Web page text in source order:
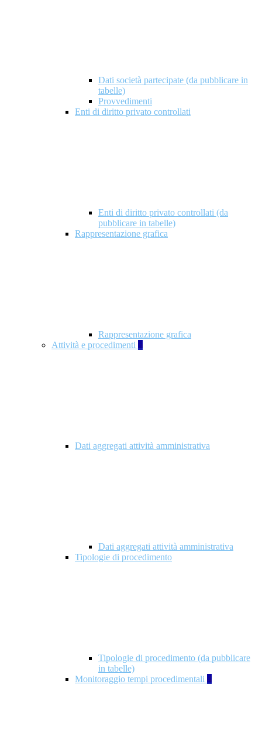
Dati società partecipate (da pubblicare in
tabelle)
Provvedimenti
Enti di diritto privato controllati
Enti di diritto privato controllati (da
pubblicare in tabelle)
Rappresentazione grafica
Rappresentazione grafica
Attività e procedimenti 5
Dati aggregati attività amministrativa
Dati aggregati attività amministrativa
Tipologie di procedimento
Tipologie di procedimento (da pubblicare
in tabelle)
Monitoraggio tempi procedimentali 4